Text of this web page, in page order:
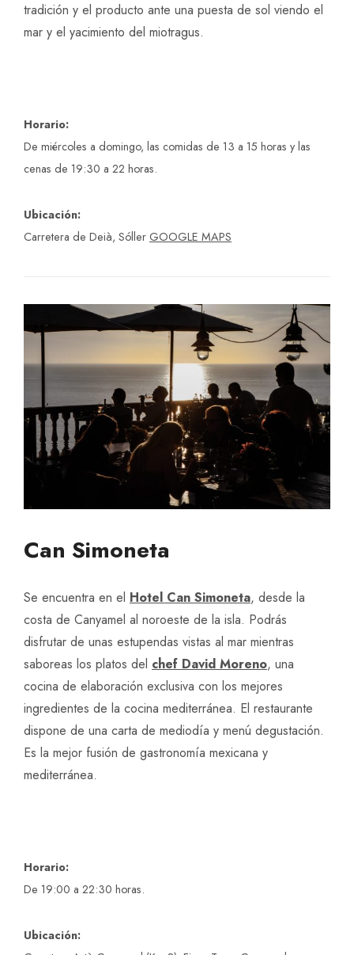
tradición y el producto ante una puesta de sol viendo el
mar y el yacimiento del miotragus.
Horario:
De miércoles a domingo, las comidas de 13 a 15 horas y las
cenas de 19:30 a 22 horas.
Ubicación:
Carretera de Deià, Sóller GOOGLE MAPS
Can Simoneta
Se encuentra en el Hotel Can Simoneta, desde la
costa de Canyamel al noroeste de la isla. Podrás
disfrutar de unas estupendas vistas al mar mientras
saboreas los platos del chef David Moreno, una
cocina de elaboración exclusiva con los mejores
ingredientes de la cocina mediterránea. El restaurante
dispone de una carta de mediodía y menú degustación.
Es la mejor fusión de gastronomía mexicana y
mediterránea.
Horario:
De 19:00 a 22:30 horas.
Ubicación: